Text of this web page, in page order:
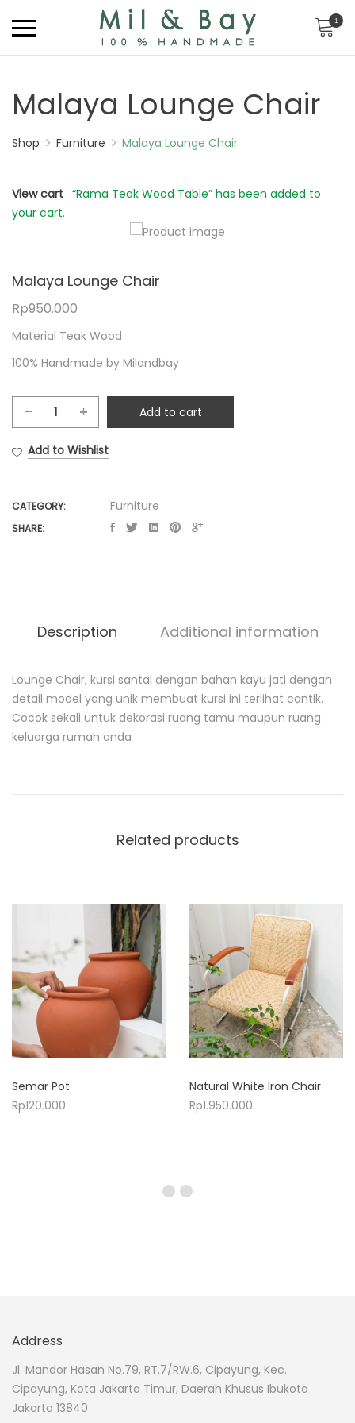
1
Malaya Lounge Chair
Shop Furniture Malaya Lounge Chair
View cart “Rama Teak Wood Table” has been added to
your cart.
Malaya Lounge Chair
Rp950.000
Material Teak Wood
100% Handmade by Milandbay
Malaya
Chair
Add to cart
Add to Wishlist
CATEGORY: Furniture
SHARE:
Description Additional information
D
e
s
c
Lounge Chair, kursi santai dengan bahan kayu jati dengan
detail model yang unik membuat kursi ini terlihat cantik.
Cocok sekali untuk dekorasi ruang tamu maupun ruang
keluarga rumah anda
Related products
Semar Pot
Rp120.000
Natural White Iron Chair
Rp1.950.000
Address
Jl. Mandor Hasan No.79, RT.7/RW.6, Cipayung, Kec.
Cipayung, Kota Jakarta Timur, Daerah Khusus Ibukota
Jakarta 13840